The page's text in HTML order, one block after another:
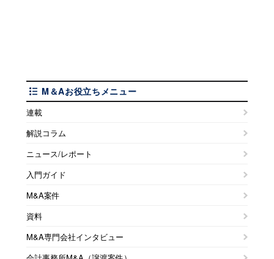
◇四国地区「新型コロナウイルス感染症に対する企業の意識調査」
（2020年3月）
新型コロナウイルス感染症、四国企業の業績への影響が拡大
※詳細はこちら
◇兵庫県「新型コロナウイルス感染症に対する企業の意識調査」
（2020年3月）
企業の81.6％が業績に「マイナスの影響」
～ 全業界で「既にマイナスの影響」の割合が増加 ～
※詳細はこちら
◇神奈川県「新型コロナウイルス感染症に対する企業の意識調査」
（2020年3月）
2019年に消滅した企業は505社
～ 「休廃業・解散」高水準、新設企業は「未稼働」の構図強く ～
※詳細はこちら
◇愛知県「休廃業･解散」動向調査（2019年）
「休廃業・解散」1156件、3年ぶりの増加
～ 代表者「60代」以上が8割、高齢化傾向続く ～
※詳細は こちら
「休廃業」 リーマン・ショック以降で最少、前年比28.6％減の130
来、11年ぶり ～
※詳細は こちら
2019年の「休廃業・解散」は292件
～ 倒産件数の8.3倍 ～
◇島根県「休廃業・解散」動向調査（2019年）
～ 代表者年齢、70歳以上が61.6％を占める ～
※詳細は こちら
M＆Aお役立ちメニュー
連載
解説コラム
ニュース/レポート
入門ガイド
M&A案件
資料
M&A専門会社インタビュー